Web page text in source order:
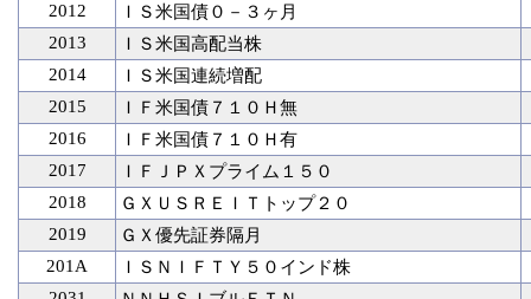
2012
ＩＳ米国債０－３ヶ月
2013
ＩＳ米国高配当株
2014
ＩＳ米国連続増配
2015
ＩＦ米国債７１０Ｈ無
2016
ＩＦ米国債７１０Ｈ有
2017
ＩＦＪＰＸプライム１５０
2018
ＧＸＵＳＲＥＩＴトップ２０
2019
ＧＸ優先証券隔月
201A
ＩＳＮＩＦＴＹ５０インド株